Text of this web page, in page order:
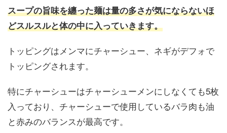
スープの旨味を纏った麺は量の多さが気にならないほ
どスルスルと体の中に入っていきます。
トッピングはメンマにチャーシュー、ネギがデフォで
トッピングされます。
特にチャーシューはチャーシューメンにしなくても5枚
入っており、チャーシューで使用しているバラ肉も油
と赤みのバランスが最高です。